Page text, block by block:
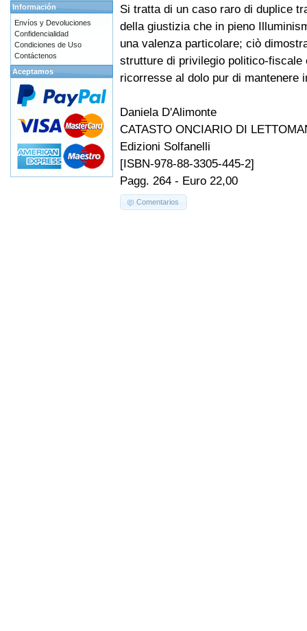
Si tratta di un caso raro di duplice
della giustizia che in pieno
una valenza particolare; ciò
strutture di privilegio politico-
ricorresse al dolo pur di mantenere
Daniela D'Alimonte
CATASTO ONCIARIO DI
Edizioni Solfanelli
[ISBN-978-88-3305-445-2]
Pagg. 264 - Euro 22,00
Comentarios
Información
Envíos y Devoluciones
Confidencialidad
Condiciones de Uso
Contáctenos
Aceptamos